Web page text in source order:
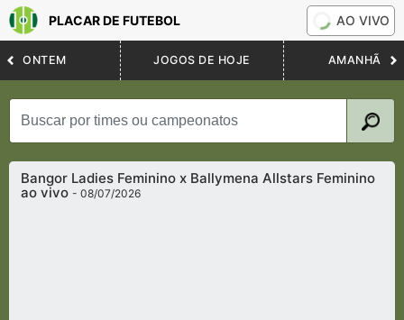
PLACAR DE FUTEBOL AO VIVO
ONTEM JOGOS DE HOJE AMANHÃ
Bangor Ladies Feminino x Ballymena Allstars Feminino
ao vivo- 08/07/2026